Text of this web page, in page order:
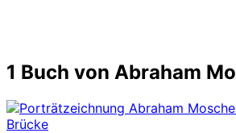
1 Buch von Abraham
Brücke